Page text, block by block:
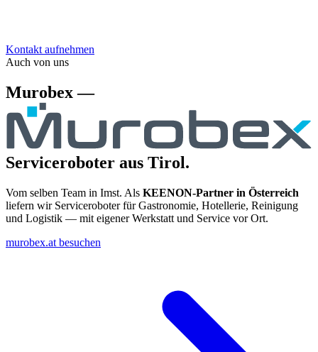
Kontakt aufnehmen
Auch von uns
Murobex —
Serviceroboter aus Tirol.
Vom selben Team in Imst. Als KEENON-Partner in Österreich
liefern wir Serviceroboter für Gastronomie, Hotellerie, Reinigung
und Logistik — mit eigener Werkstatt und Service vor Ort.
murobex.at besuchen